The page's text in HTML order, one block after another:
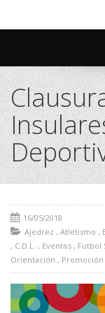
16/05/2018
Ajedrez , Atletismo ,
, C.D.L. , Eventos , Futbol
Orientación , Promoción